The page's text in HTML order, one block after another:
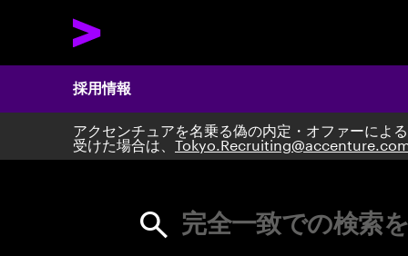
採用情報
アクセンチュアを名乗る偽の内定・オファーによ
受けた場合は、
Search
完全一致での検索